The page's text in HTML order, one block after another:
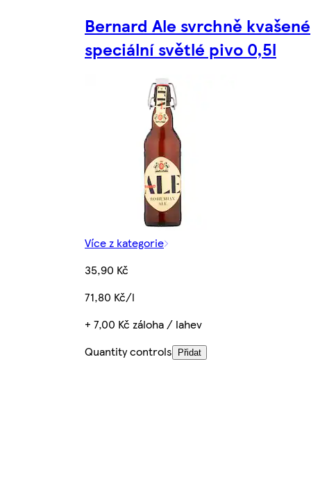
Bernard Ale svrchně kvašené
speciální světlé pivo 0,5l
Více z kategorie
35,90 Kč
71,80 Kč/l
+ 7,00 Kč záloha / lahev
Quantity controls
Přidat